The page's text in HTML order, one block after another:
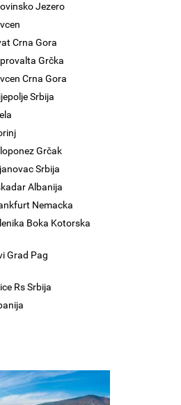
Jezero
Crna Gora
Grčka
Crna Gora
Srbija
Grčak
Srbija
Albanija
Nemacka
Boka Kotorska
Grad Pag
Rs Srbija